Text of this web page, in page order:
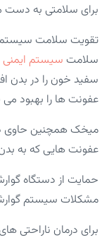
برای سلامتی به دست
تقویت سلامت سیستم
سلامت سیستم ایمنی
سفید خون را در بدن
عفونت ها را بهبود
عفونت هایی که به
حمایت از دستگاه
مشکلات سیستم
برای درمان ناراحتی